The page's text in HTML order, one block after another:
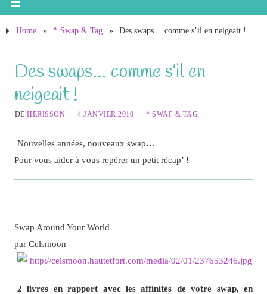
Home » * Swap & Tag » Des swaps… comme s’il en neigeait !
Des swaps… comme s’il en
neigeait !
DEHERISSON 4 JANVIER 2010 * SWAP & TAG
Nouvelles années, nouveaux swap…
Pour vous aider à vous repérer un petit récap’ !
Swap Around Your World
par Celsmoon
2 livres en rapport avec les affinités de votre swap, en